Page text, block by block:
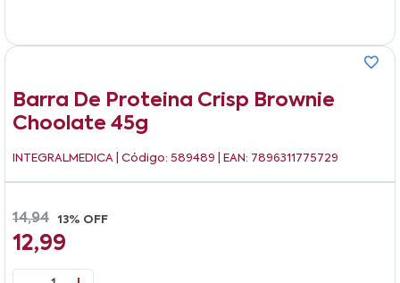
Barra De Proteina Crisp Brownie
Choolate 45g
INTEGRALMEDICA | Código: 589489 | EAN: 7896311775729
14,94 13% OFF
12,99